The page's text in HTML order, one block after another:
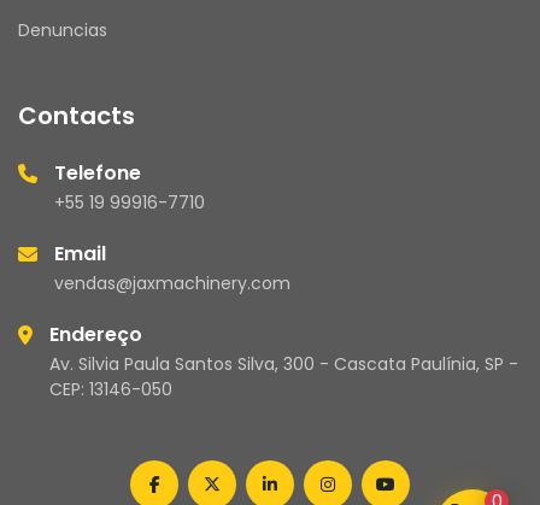
Denuncias
Contacts
Telefone
+55 19 99916-7710
Email
vendas@jaxmachinery.com
Endereço
Av. Silvia Paula Santos Silva, 300 - Cascata Paulínia, SP -
CEP: 13146-050
facebooktwitterlinkedininstagramyoutube